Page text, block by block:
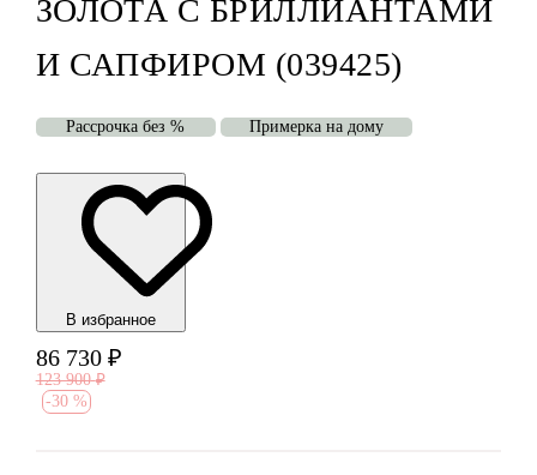
ЗОЛОТА С БРИЛЛИАНТАМИ
И САПФИРОМ (039425)
Рассрочка без % Примерка на дому
В избранноe
86 730 ₽
123 900 ₽
-30 %